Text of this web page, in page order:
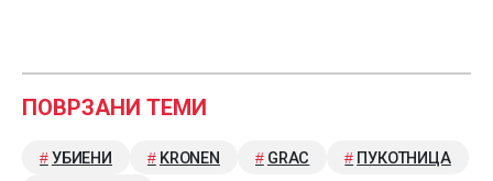
ПОВРЗАНИ ТЕМИ
УБИЕНИ KRONEN GRAC
ПУКОТНИЦА